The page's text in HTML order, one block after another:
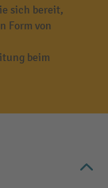
sich bereit,
Form von
beim